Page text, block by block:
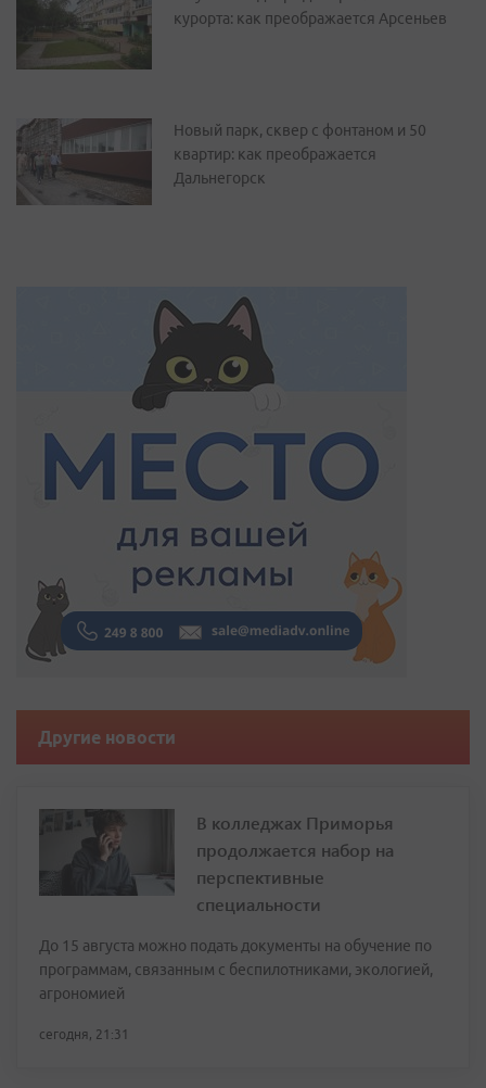
курорта: как преображается Арсеньев
Новый парк, сквер с фонтаном и 50
квартир: как преображается
Дальнегорск
Другие новости
В колледжах Приморья
продолжается набор на
перспективные
специальности
До 15 августа можно подать документы на обучение по
программам, связанным с беспилотниками, экологией,
агрономией
сегодня, 21:31